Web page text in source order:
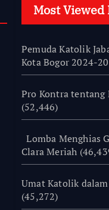
Most Viewed
Pemuda Katolik
Kota Bogor 2024-
Pro Kontra tentang
(52,446)
Lomba Menghias
Clara Meriah
Umat Katolik
(45,272)